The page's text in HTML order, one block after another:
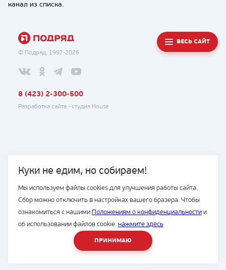
Куки не едим, но собираем!
Мы используем файлы cookies для улучшения работы сайта.
Сбор можно отключить в настройках вашего бразера. Чтобы
ознакомиться с нашими Положениям о конфиденциальностии
об использовании файлов cookie. нажмите здесь
ПРИНИМАЮ
канал из списка.
© Подряд, 1997-2026
ВЕСЬ САЙТ
8 (423) 2-300-500
Разработка сайта - студия House